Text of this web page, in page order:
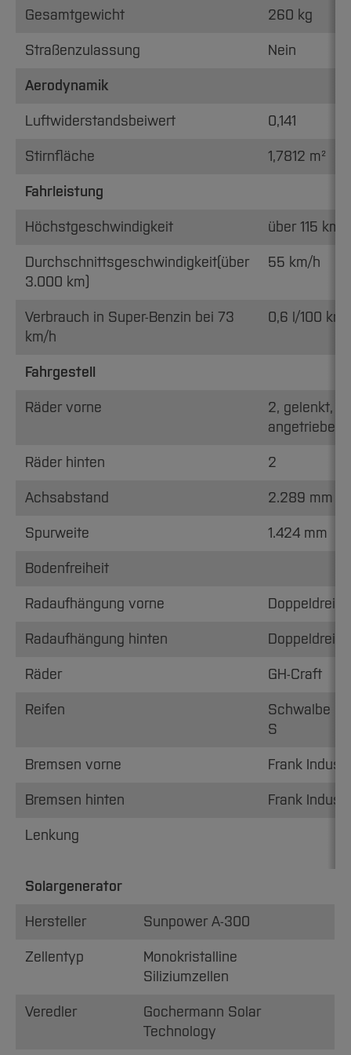
Arbeiten im FB G
Forschung und Projekte
Service
Studiengänge
Aktuelles
Forschung und Entwicklung
International
Amtliche Bekanntmachungen
BO Shop
Familiengerechte Hochschule
Diskriminierungsfreie Hochschule
Vertretungen
Wahlen
Hochschulbibliothek
Hochschulkommunikation
Medienzentrum
qed-Stiftung
Zentrale Studienberatung
Gesamtgewicht 260 kg
Straßenzulassung Nein
Aerodynamik
Luftwiderstandsbeiwert 0,141
Stirnfläche 1,7812 m²
Fahrleistung
Höchstgeschwindigkeit über 115 km/
Durchschnittsgeschwindigkeit(über
3.000 km)
55 km/h
Verbrauch in Super-Benzin bei 73
km/h
0,6 l/100 km
Fahrgestell
Räder vorne
2, gelenkt,
angetrieben
Räder hinten 2
Achsabstand 2.289 mm
Spurweite 1.424 mm
Bodenfreiheit
Radaufhängung vorne
Radaufhängung hinten
Räder GH-Craft
Reifen
Schwalbe
S
Bremsen vorne Frank
Bremsen hinten Frank
Lenkung
Solargenerator
Hersteller Sunpower A-300
Zellentyp
Monokristalline
Siliziumzellen
Veredler
Gochermann Solar
Technology